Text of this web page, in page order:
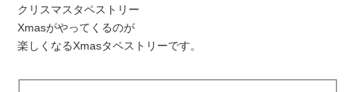
クリスマスタペストリー
Xmasがやってくるのが
楽しくなるXmasタペストリーです。